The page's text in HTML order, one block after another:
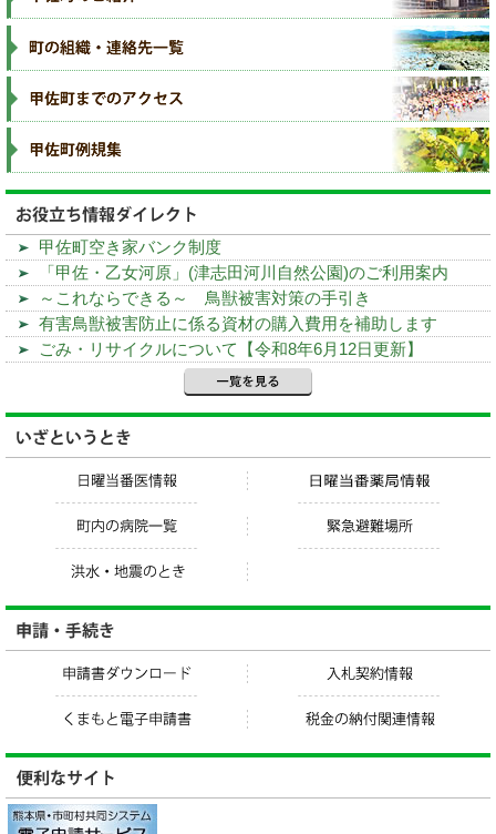
甲佐町空き家バンク制度
「甲佐・乙女河原」(津志田河川自然公園)のご利用案内
～これならできる～ 鳥獣被害対策の手引き
有害鳥獣被害防止に係る資材の購入費用を補助します
ごみ・リサイクルについて【令和8年6月12日更新】